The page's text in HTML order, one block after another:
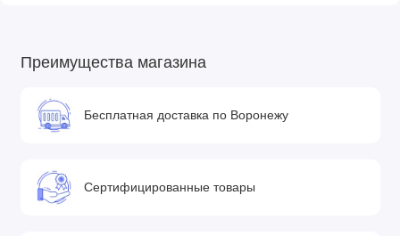
Преимущества магазина
Бесплатная доставка по Воронежу
Сертифицированные товары